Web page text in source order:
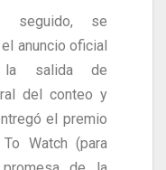
seguido, se
anuncio oficial
salida de
del conteo y
el premio
To Watch (para